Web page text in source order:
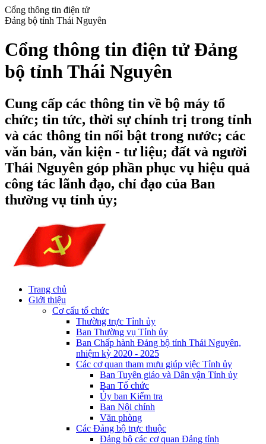
Cổng thông tin điện tử
Đảng bộ tỉnh Thái Nguyên
Cổng thông tin điện tử Đảng
bộ tỉnh Thái Nguyên
Cung cấp các thông tin về bộ máy tổ
chức; tin tức, thời sự chính trị trong tỉnh
và các thông tin nổi bật trong nước; các
văn bản, văn kiện - tư liệu; đất và người
Thái Nguyên góp phần phục vụ hiệu quả
công tác lãnh đạo, chỉ đạo của Ban
thường vụ tỉnh ủy;
Trang chủ
Giới thiệu
Cơ cấu tổ chức
Thường trực Tỉnh ủy
Ban Thường vụ Tỉnh ủy
Ban Chấp hành Đảng bộ tỉnh Thái Nguyên,
nhiệm kỳ 2020 - 2025
Các cơ quan tham mưu giúp việc Tỉnh ủy
Ban Tuyên giáo và Dân vận Tỉnh ủy
Ban Tổ chức
Ủy ban Kiểm tra
Ban Nội chính
Văn phòng
Các Đảng bộ trực thuộc
Đảng bộ các cơ quan Đảng tỉnh